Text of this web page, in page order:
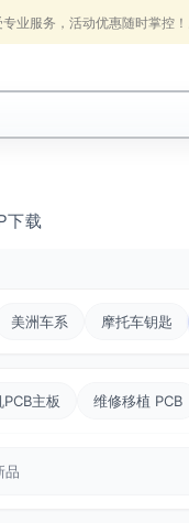
业服务，活动优惠随时掌控！
下载
美洲车系 摩托车钥匙
PCB主板 维修移植 PCB
品